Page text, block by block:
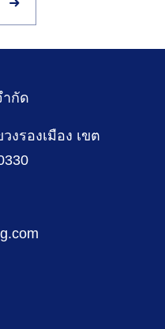
ำกัด
งรองเมือง เขต